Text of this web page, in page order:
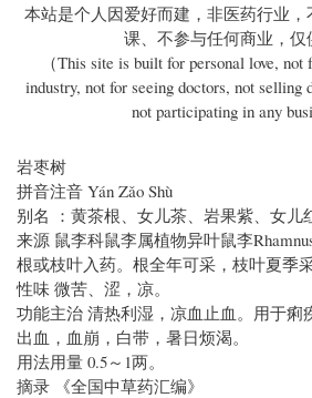
本站是个人因爱好而建，非医药行业
课、不参与任何商业，仅
（This site is built for personal love,
industry, not for seeing doctors, not selling
not participating in any
岩枣树
拼音注音 Yán Zǎo Shù
别名 ：黄茶根、女儿茶、岩果紫、女儿
来源 鼠李科鼠李属植物异叶鼠李
根或枝叶入药。根全年可采，枝叶夏季采
性味 微苦、涩，凉。
功能主治 清热利湿，凉血止血。用于痢
出血，血崩，白带，暑日烦渴。
用法用量 0.5～1两。
摘录 《全国中草药汇编》